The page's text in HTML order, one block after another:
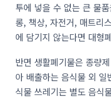
투에 넣을 수 없는 큰 물
롱, 책상, 자전거, 매트리
에 담기지 않는다면 대형
반면 생활폐기물은 종량
아 배출하는 음식물 외
식물 쓰레기는 별도 음식